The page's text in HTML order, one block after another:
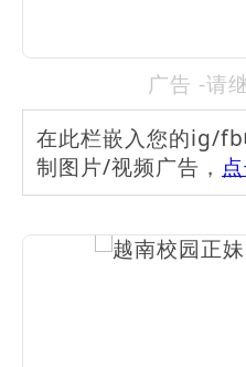
广告 -请
在此栏嵌入您的ig/fb
制图片/视频广告，